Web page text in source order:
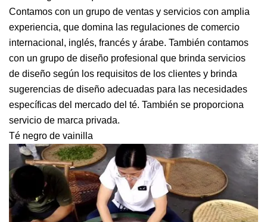
Contamos con un grupo de ventas y servicios con amplia
experiencia, que domina las regulaciones de comercio
internacional, inglés, francés y árabe. También contamos
con un grupo de diseño profesional que brinda servicios
de diseño según los requisitos de los clientes y brinda
sugerencias de diseño adecuadas para las necesidades
específicas del mercado del té. También se proporciona
servicio de marca privada.
Té negro de vainilla